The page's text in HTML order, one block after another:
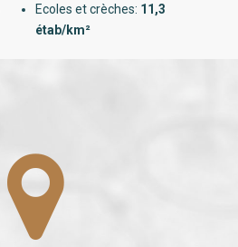
Ecoles et crèches: 11,3
étab/km²